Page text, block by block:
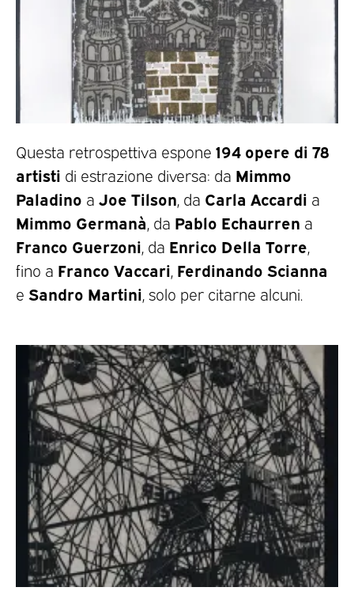
Questa retrospettiva espone 194 opere di 78
artisti di estrazione diversa: da Mimmo
Paladino a Joe Tilson , da Carla Accardi a
Mimmo Germanà , da Pablo Echaurren a
Franco Guerzoni , da Enrico Della Torre
fino a Franco Vaccari Ferdinando Scianna
e Sandro Martini , solo per citarne alcuni.